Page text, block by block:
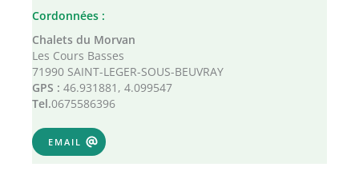
Cordonnées :
Chalets du Morvan
Les Cours Basses
71990 SAINT-LEGER-SOUS-BEUVRAY
GPS : 46.931881, 4.099547
Tel.0675586396
EMAIL